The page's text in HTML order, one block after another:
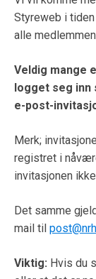
Styreweb i
alle
Veldig mange
logget seg inn
e-post-
Merk;
registret i
invitasjonen
Det samme
mail til
Viktig: Hvis du